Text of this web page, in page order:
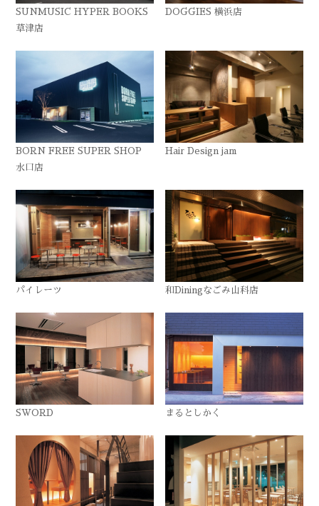
SUNMUSIC HYPER BOOKS
草津店
DOGGIES 横浜店
BORN FREE SUPER SHOP
水口店
Hair Design jam
パイレーツ 和Diningなごみ山科店
SWORD まるとしかく